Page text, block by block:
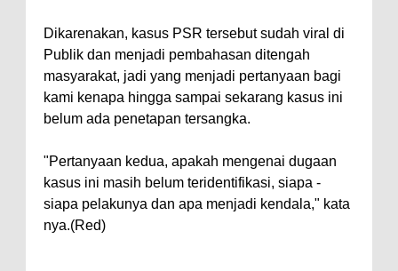
Dikarenakan, kasus PSR tersebut sudah viral di
Publik dan menjadi pembahasan ditengah
masyarakat, jadi yang menjadi pertanyaan bagi
kami kenapa hingga sampai sekarang kasus ini
belum ada penetapan tersangka.
"Pertanyaan kedua, apakah mengenai dugaan
kasus ini masih belum teridentifikasi, siapa -
siapa pelakunya dan apa menjadi kendala," kata
nya.(Red)